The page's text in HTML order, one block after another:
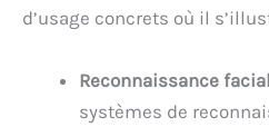
d’usage concrets où il
Reconnaissance
systèmes de